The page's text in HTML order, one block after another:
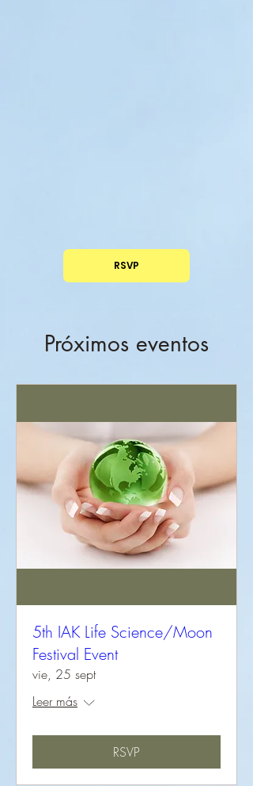
RSVP
Próximos eventos
5th IAK Life Science/Moon
Festival Event
vie, 25 sept
Leer más
RSVP